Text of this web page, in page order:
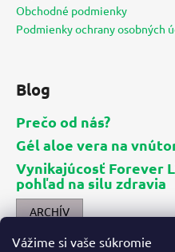
Vážime si vaše súkromie
Obchodné podmienky
Podmienky ochrany osobných
Blog
Prečo od nás?
Gél aloe vera na
Vynikajúcosť Forever
pohľad na silu zdravia
ARCHÍV